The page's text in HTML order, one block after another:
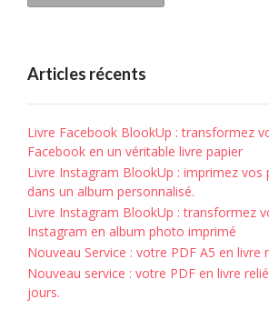
Articles récents
Livre Facebook BlookUp : transformez
Facebook en un véritable livre papier
Livre Instagram BlookUp : imprimez
dans un album personnalisé.
Livre Instagram BlookUp : transformez
Instagram en album photo imprimé
Nouveau Service : votre PDF A5 en livre
Nouveau service : votre PDF en livre
jours.